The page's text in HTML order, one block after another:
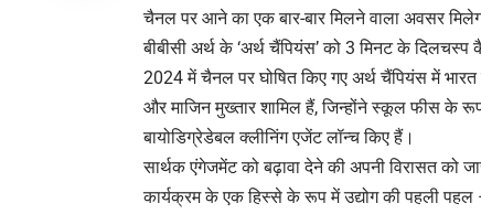
चैनल पर आने का एक बार-बार मिलने वाला अवसर
बीबीसी अर्थ के ‘अर्थ चैंपियंस’ को 3 मिनट के
2024 में चैनल पर घोषित किए गए अर्थ चैंपियंस में
और माजिन मुख्तार शामिल हैं, जिन्होंने स्कूल फीस के
बायोडिग्रेडेबल क्लीनिंग एजेंट लॉन्च किए हैं।
सार्थक एंगेजमेंट को बढ़ावा देने की अपनी विरासत को
कार्यक्रम के एक हिस्से के रूप में उद्योग की पहली